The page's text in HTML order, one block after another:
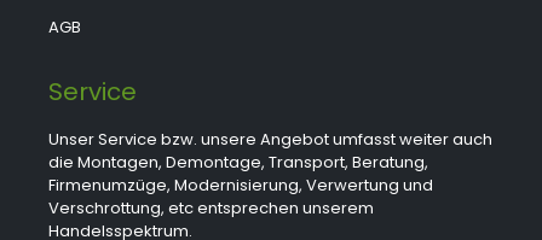
AGB
Service
Unser Service bzw. unsere Angebot umfasst weiter auch
die Montagen, Demontage, Transport, Beratung,
Firmenumzüge, Modernisierung, Verwertung und
Verschrottung, etc entsprechen unserem
Handelsspektrum.